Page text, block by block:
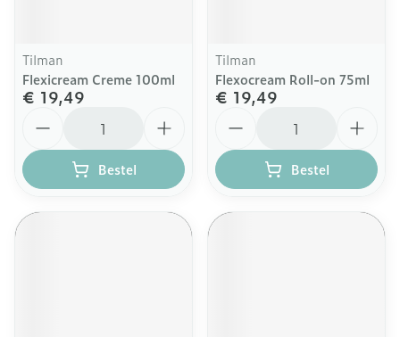
Tilman
Flexicream Creme 100ml
€ 19,49
Bestel
Tilman
Flexocream Roll-on 75ml
€ 19,49
Bestel